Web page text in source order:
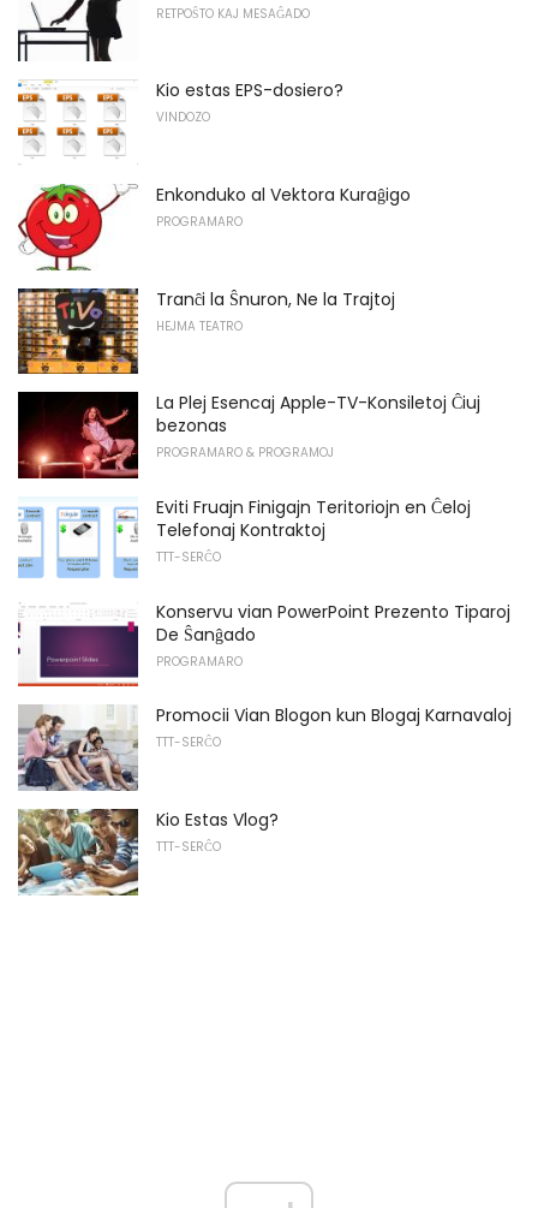
RETPOŜTO KAJ MESAĜADO
Kio estas EPS-dosiero?
VINDOZO
Enkonduko al Vektora Kuraĝigo
PROGRAMARO
Tranĉi la Ŝnuron, Ne la Trajtoj
HEJMA TEATRO
La Plej Esencaj Apple-TV-Konsiletoj Ĉiuj
bezonas
PROGRAMARO & PROGRAMOJ
Eviti Fruajn Finigajn Teritoriojn en Ĉeloj
Telefonaj Kontraktoj
TTT-SERĈO
Konservu vian PowerPoint Prezento Tiparoj
De Ŝanĝado
PROGRAMARO
Promocii Vian Blogon kun Blogaj Karnavaloj
TTT-SERĈO
Kio Estas Vlog?
TTT-SERĈO